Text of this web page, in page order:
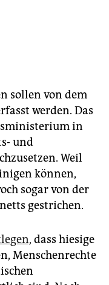
sollen von dem
werden. Das
in
und
Weil
können,
sogar von der
gestrichen.
dass hiesige
Menschenrechte